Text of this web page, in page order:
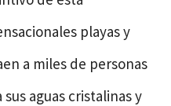
playas y
a miles de personas
aguas cristalinas y